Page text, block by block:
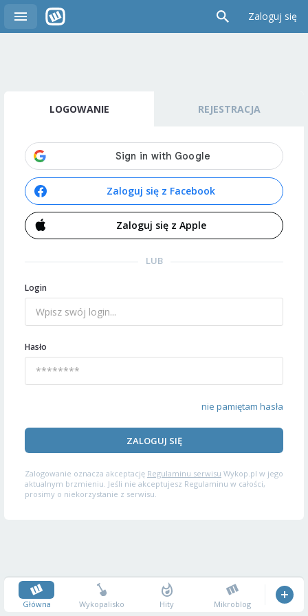
Zaloguj się
LOGOWANIE REJESTRACJA
Zaloguj się z Facebook
Zaloguj się z Apple
LUB
Login
Hasło
nie pamiętam hasła
ZALOGUJ SIĘ
Zalogowanie oznacza akceptację Regulaminu serwisu Wykop.pl w jego
aktualnym brzmieniu. Jeśli nie akceptujesz Regulaminu w całości,
prosimy o niekorzystanie z serwisu.
Główna Wykopalisko Hity Mikroblog